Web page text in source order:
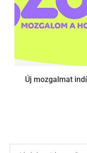
Új mozgalmat